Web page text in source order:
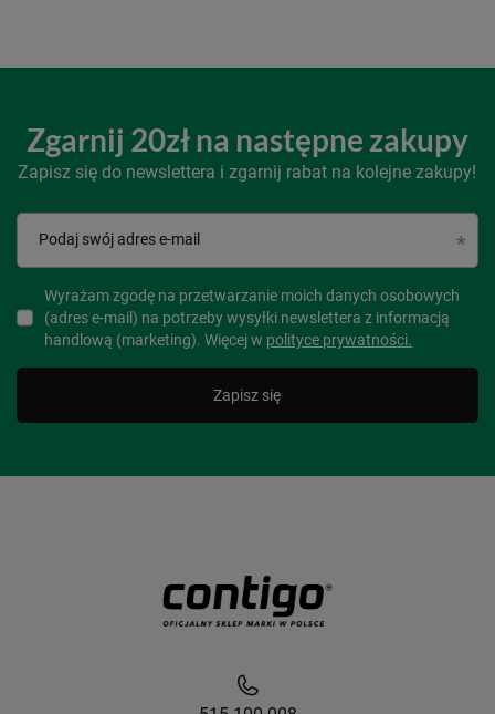
Zgarnij 20zł na następne zakupy
Zapisz się do newslettera i zgarnij rabat na kolejne zakupy!
Podaj swój adres e-mail
Wyrażam zgodę na przetwarzanie moich danych osobowych
(adres e-mail) na potrzeby wysyłki newslettera z informacją
handlową (marketing). Więcej w polityce prywatności.
Zapisz się